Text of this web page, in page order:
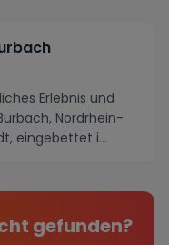
Erlebnis und
Nordrhein-
eingebettet i...
gefunden?